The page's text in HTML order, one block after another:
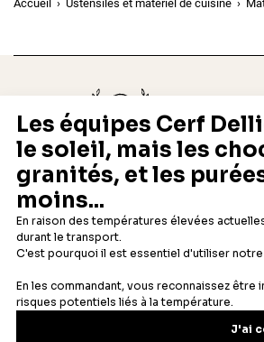
Accueil Ustensiles et matériel de cuisine
Depuis 1932
Fabricant français reconnu
Newsletter
Recevez les recettes, astuces et offres